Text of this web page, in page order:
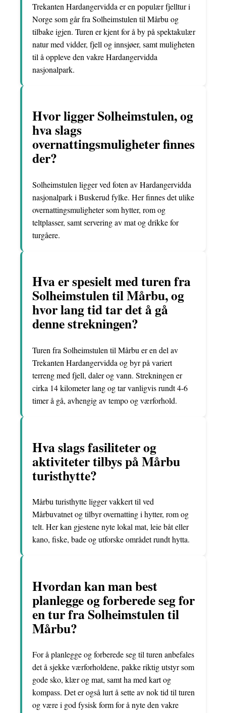
Trekanten Hardangervidda er en populær fjelltur i
Norge som går fra Solheimstulen til Mårbu og
tilbake igjen. Turen er kjent for å by på spektakulær
natur med vidder, fjell og innsjøer, samt muligheten
til å oppleve den vakre Hardangervidda
nasjonalpark.
Hvor ligger Solheimstulen, og
hva slags
overnattingsmuligheter finnes
der?
Solheimstulen ligger ved foten av Hardangervidda
nasjonalpark i Buskerud fylke. Her finnes det ulike
overnattingsmuligheter som hytter, rom og
teltplasser, samt servering av mat og drikke for
turgåere.
Hva er spesielt med turen fra
Solheimstulen til Mårbu, og
hvor lang tid tar det å gå
denne strekningen?
Turen fra Solheimstulen til Mårbu er en del av
Trekanten Hardangervidda og byr på variert
terreng med fjell, daler og vann. Strekningen er
cirka 14 kilometer lang og tar vanligvis rundt 4-6
timer å gå, avhengig av tempo og værforhold.
Hva slags fasiliteter og
aktiviteter tilbys på Mårbu
turisthytte?
Mårbu turisthytte ligger vakkert til ved
Mårbuvatnet og tilbyr overnatting i hytter, rom og
telt. Her kan gjestene nyte lokal mat, leie båt eller
kano, fiske, bade og utforske området rundt hytta.
Hvordan kan man best
planlegge og forberede seg for
en tur fra Solheimstulen til
Mårbu?
For å planlegge og forberede seg til turen anbefales
det å sjekke værforholdene, pakke riktig utstyr som
gode sko, klær og mat, samt ha med kart og
kompass. Det er også lurt å sette av nok tid til turen
og være i god fysisk form for å nyte den vakre